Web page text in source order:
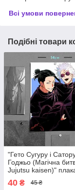
Всі умови
Подібні товари
"Гето Сугуру і
Годжьо (Магічна
Jujutsu kaisen)"
(14х20см)
40 ₴ 45 ₴